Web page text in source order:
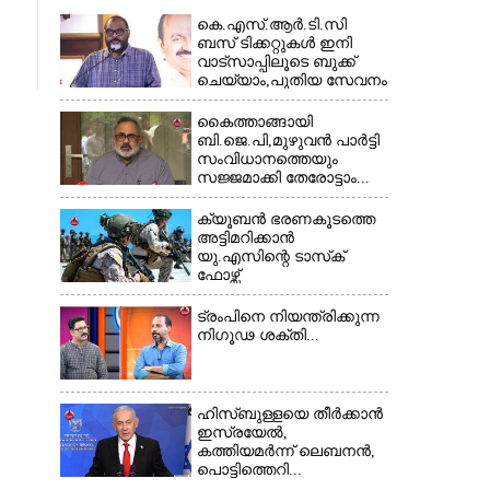
കെ.എസ്.ആർ.ടി.സി
ബസ് ടിക്കറ്റുകൾ ഇനി
വാട്സാപ്പിലൂടെ ബുക്ക്
ചെയ്യാം,പുതിയ സേവനം
തുടങ്ങി...
കൈത്താങ്ങായി
ബി.ജെ.പി,മുഴുവൻ പാർട്ടി
സംവിധാനത്തെയും
സജ്ജമാക്കി തേരോട്ടാം...
ക്യൂബൻ ഭരണകൂടത്തെ
അട്ടിമറിക്കാൻ
യു.എസിന്റെ ടാസ്‌ക്
ഫോഴ്സ്
ട്രംപിനെ നിയന്ത്രിക്കുന്ന
നിഗൂഢ ശക്തി...
ഹിസ്ബുള്ളയെ തീർക്കാൻ
ഇസ്രയേൽ,
കത്തിയമർന്ന് ലെബനൻ,
പൊട്ടിത്തെറി...